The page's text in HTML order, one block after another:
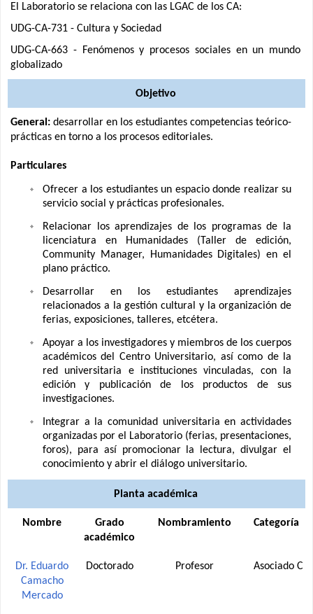
El Laboratorio se relaciona con las LGAC de los CA:
UDG-CA-731 - Cultura y Sociedad
UDG-CA-663 - Fenómenos y procesos sociales en un mundo
globalizado
Objetivo
General: desarrollar en los estudiantes competencias teórico-
prácticas en torno a los procesos editoriales.
Particulares
Ofrecer a los estudiantes un espacio donde realizar su
servicio social y prácticas profesionales.
Relacionar los aprendizajes de los programas de la
licenciatura en Humanidades (Taller de edición,
Community Manager, Humanidades Digitales) en el
plano práctico.
Desarrollar en los estudiantes aprendizajes
relacionados a la gestión cultural y la organización de
ferias, exposiciones, talleres, etcétera.
Apoyar a los investigadores y miembros de los cuerpos
académicos del Centro Universitario, así como de la
red universitaria e instituciones vinculadas, con la
edición y publicación de los productos de sus
investigaciones.
Integrar a la comunidad universitaria en actividades
organizadas por el Laboratorio (ferias, presentaciones,
foros), para así promocionar la lectura, divulgar el
conocimiento y abrir el diálogo universitario.
Planta académica
Nombre
Grado
académico
Nombramiento Categoría
Dr. Eduardo
Camacho
Mercado
Doctorado Profesor Asociado C